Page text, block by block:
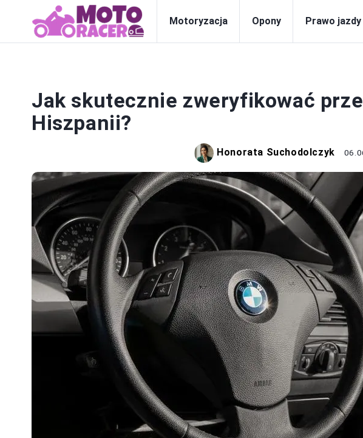
Motoryzacja Opony Prawo jazdy
Jak skutecznie zweryfikować
Hiszpanii?
Honorata Suchodolczyk